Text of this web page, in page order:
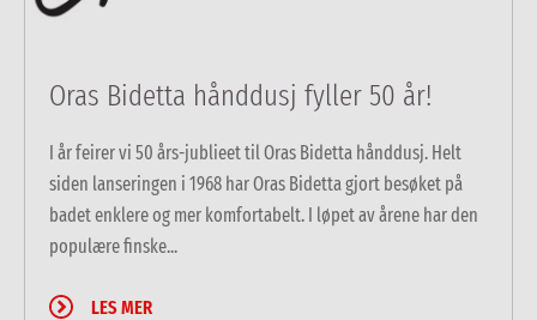
Oras Bidetta hånddusj fyller 50 år!
I år feirer vi 50 års-jublieet til Oras Bidetta hånddusj. Helt
siden lanseringen i 1968 har Oras Bidetta gjort besøket på
badet enklere og mer komfortabelt. I løpet av årene har den
populære finske...
LES MER